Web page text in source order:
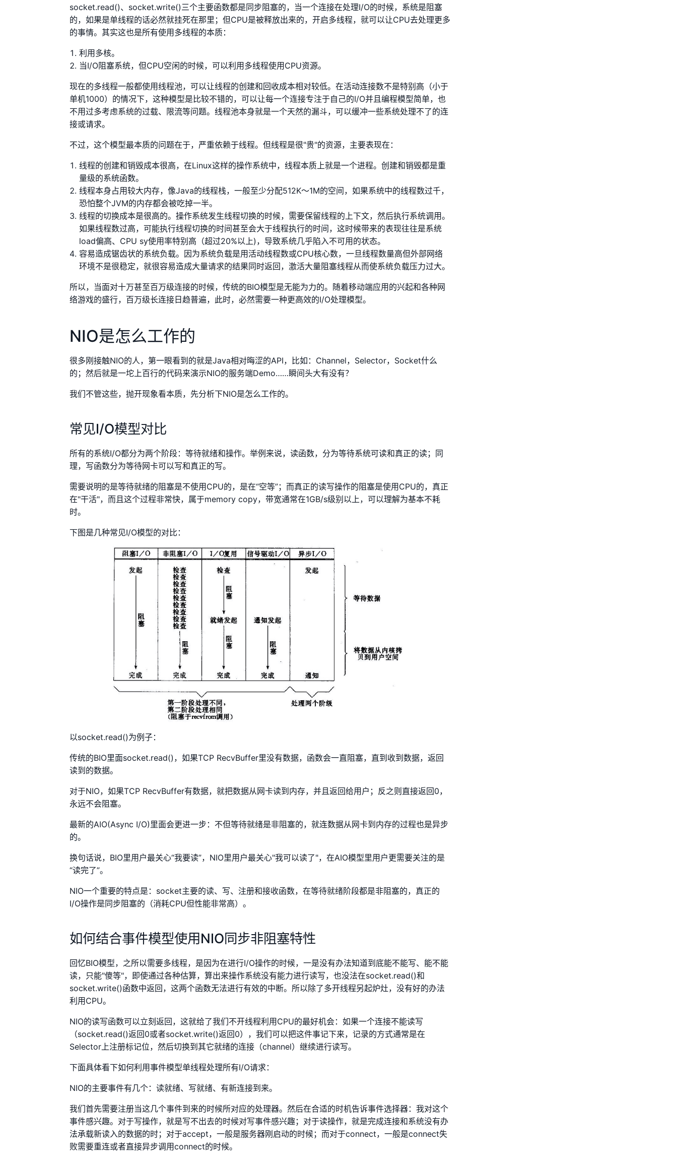
socket.read()、socket.write()三个主要函数都是同步阻塞的，当一个连接在处理I/O的时候，系统是阻塞
的，如果是单线程的话必然就挂死在那里；但CPU是被释放出来的，开启多线程，就可以让CPU去处理更多
的事情。其实这也是所有使用多线程的本质：
利用多核。
当I/O阻塞系统，但CPU空闲的时候，可以利用多线程使用CPU资源。
现在的多线程一般都使用线程池，可以让线程的创建和回收成本相对较低。在活动连接数不是特别高（小于
单机1000）的情况下，这种模型是比较不错的，可以让每一个连接专注于自己的I/O并且编程模型简单，也
不用过多考虑系统的过载、限流等问题。线程池本身就是一个天然的漏斗，可以缓冲一些系统处理不了的连
接或请求。
不过，这个模型最本质的问题在于，严重依赖于线程。但线程是很"贵"的资源，主要表现在：
线程的创建和销毁成本很高，在Linux这样的操作系统中，线程本质上就是一个进程。创建和销毁都是重
量级的系统函数。
线程本身占用较大内存，像Java的线程栈，一般至少分配512K～1M的空间，如果系统中的线程数过千，
恐怕整个JVM的内存都会被吃掉一半。
线程的切换成本是很高的。操作系统发生线程切换的时候，需要保留线程的上下文，然后执行系统调用。
如果线程数过高，可能执行线程切换的时间甚至会大于线程执行的时间，这时候带来的表现往往是系统
load偏高、CPU sy使用率特别高（超过20%以上)，导致系统几乎陷入不可用的状态。
容易造成锯齿状的系统负载。因为系统负载是用活动线程数或CPU核心数，一旦线程数量高但外部网络
环境不是很稳定，就很容易造成大量请求的结果同时返回，激活大量阻塞线程从而使系统负载压力过大。
所以，当面对十万甚至百万级连接的时候，传统的BIO模型是无能为力的。随着移动端应用的兴起和各种网
络游戏的盛行，百万级长连接日趋普遍，此时，必然需要一种更高效的I/O处理模型。
NIO是怎么工作的
很多刚接触NIO的人，第一眼看到的就是Java相对晦涩的API，比如：Channel，Selector，Socket什么
的；然后就是一坨上百行的代码来演示NIO的服务端Demo……瞬间头大有没有？
我们不管这些，抛开现象看本质，先分析下NIO是怎么工作的。
常见I/O模型对比
所有的系统I/O都分为两个阶段：等待就绪和操作。举例来说，读函数，分为等待系统可读和真正的读；同
理，写函数分为等待网卡可以写和真正的写。
需要说明的是等待就绪的阻塞是不使用CPU的，是在“空等”；而真正的读写操作的阻塞是使用CPU的，真正
在"干活"，而且这个过程非常快，属于memory copy，带宽通常在1GB/s级别以上，可以理解为基本不耗
时。
下图是几种常见I/O模型的对比：
以socket.read()为例子：
传统的BIO里面socket.read()，如果TCP RecvBuffer里没有数据，函数会一直阻塞，直到收到数据，返回
读到的数据。
对于NIO，如果TCP RecvBuffer有数据，就把数据从网卡读到内存，并且返回给用户；反之则直接返回0，
永远不会阻塞。
最新的AIO(Async I/O)里面会更进一步：不但等待就绪是非阻塞的，就连数据从网卡到内存的过程也是异步
的。
换句话说，BIO里用户最关心“我要读”，NIO里用户最关心"我可以读了"，在AIO模型里用户更需要关注的是
“读完了”。
NIO一个重要的特点是：socket主要的读、写、注册和接收函数，在等待就绪阶段都是非阻塞的，真正的
I/O操作是同步阻塞的（消耗CPU但性能非常高）。
如何结合事件模型使用NIO同步非阻塞特性
回忆BIO模型，之所以需要多线程，是因为在进行I/O操作的时候，一是没有办法知道到底能不能写、能不能
读，只能"傻等"，即使通过各种估算，算出来操作系统没有能力进行读写，也没法在socket.read()和
socket.write()函数中返回，这两个函数无法进行有效的中断。所以除了多开线程另起炉灶，没有好的办法
利用CPU。
NIO的读写函数可以立刻返回，这就给了我们不开线程利用CPU的最好机会：如果一个连接不能读写
（socket.read()返回0或者socket.write()返回0），我们可以把这件事记下来，记录的方式通常是在
Selector上注册标记位，然后切换到其它就绪的连接（channel）继续进行读写。
下面具体看下如何利用事件模型单线程处理所有I/O请求：
NIO的主要事件有几个：读就绪、写就绪、有新连接到来。
我们首先需要注册当这几个事件到来的时候所对应的处理器。然后在合适的时机告诉事件选择器：我对这个
事件感兴趣。对于写操作，就是写不出去的时候对写事件感兴趣；对于读操作，就是完成连接和系统没有办
法承载新读入的数据的时；对于accept，一般是服务器刚启动的时候；而对于connect，一般是connect失
败需要重连或者直接异步调用connect的时候。